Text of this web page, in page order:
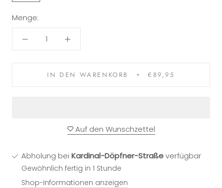
Menge:
IN DEN WARENKORB €89,95
Auf den Wunschzettel
Abholung bei Kardinal-Döpfner-Straßeverfügbar
Gewöhnlich fertig in 1 Stunde
Shop-Informationen anzeigen